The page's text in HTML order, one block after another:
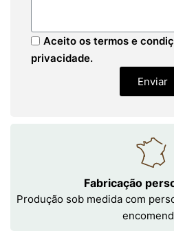
Aceito os termos e
privacidade.
Enviar
Fabricação
Produção sob medida com